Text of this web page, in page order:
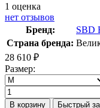
1 оценка
нет отзывов
Бренд:
SBD
Страна бренда:
28 610 ₽
Размер:
В корзину
Быстрый